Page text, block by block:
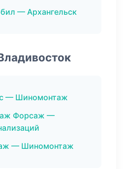
— Архангельск
— Шиномонтаж
Форсаж —
— Шиномонтаж